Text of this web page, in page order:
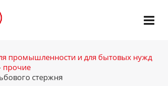
промышленности и для бытовых нужд
прочие
стержня